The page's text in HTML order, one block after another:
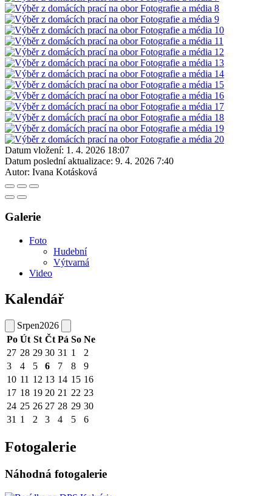
Datum vložení: 1. 4. 2026 18:07
Datum poslední aktualizace: 9. 4. 2026 7:40
Autor: Ivana Kotásková
Galerie
Foto
Hudební
Výtvarná
Video
Kalendář
Srpen2026
Po Út St Čt Pá So Ne
27 28 29 30 31 1
2
3
4 5 6 7 8
9
10 11 12 13 14 15 16
17 18 19 20 21 22 23
24 25 26 27 28 29 30
31 1 2 3 4 5 6
Fotogalerie
Náhodná fotogalerie